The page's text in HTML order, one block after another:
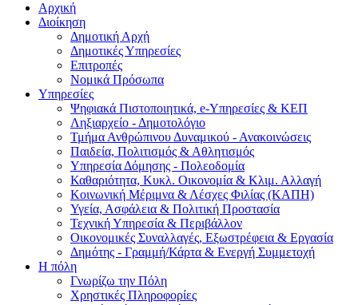
Αρχική
Διοίκηση
Δημοτική Αρχή
Δημοτικές Υπηρεσίες
Επιτροπές
Νομικά Πρόσωπα
Υπηρεσίες
Ψηφιακά Πιστοποιητικά, e-Υπηρεσίες & ΚΕΠ
Ληξιαρχείο - Δημοτολόγιο
Τμήμα Ανθρώπινου Δυναμικού - Ανακοινώσεις
Παιδεία, Πολιτισμός & Αθλητισμός
Υπηρεσία Δόμησης - Πολεοδομία
Καθαριότητα, Κυκλ. Οικονομία & Κλιμ. Αλλαγή
Kοινωνική Μέριμνα & Λέσχες Φιλίας (ΚΑΠΗ)
Υγεία, Ασφάλεια & Πολιτική Προστασία
Τεχνική Υπηρεσία & Περιβάλλον
Οικονομικές Συναλλαγές, Εξωστρέφεια & Εργασία
Δημότης - Γραμμή/Κάρτα & Ενεργή Συμμετοχή
Η πόλη
Γνωρίζω την Πόλη
Χρηστικές Πληροφορίες